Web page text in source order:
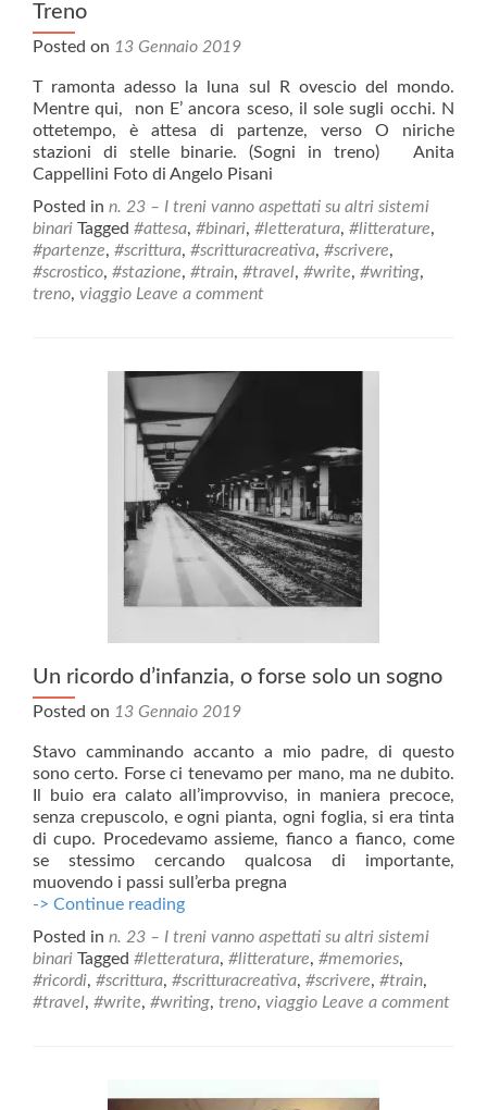
Treno
Posted on 13 Gennaio 2019
T ramonta adesso la luna sul R ovescio del mondo.
Mentre qui, non E’ ancora sceso, il sole sugli occhi. N
ottetempo, è attesa di partenze, verso O niriche
stazioni di stelle binarie. (Sogni in treno) Anita
Cappellini Foto di Angelo Pisani
Posted in n. 23 – I treni vanno aspettati su altri sistemi
binari Tagged #attesa, #binari, #letteratura, #litterature,
#partenze, #scrittura, #scritturacreativa, #scrivere,
#scrostico, #stazione, #train, #travel, #write, #writing,
treno, viaggio Leave a comment
Un ricordo d’infanzia, o forse solo un sogno
Posted on 13 Gennaio 2019
Stavo camminando accanto a mio padre, di questo
sono certo. Forse ci tenevamo per mano, ma ne dubito.
Il buio era calato all’improvviso, in maniera precoce,
senza crepuscolo, e ogni pianta, ogni foglia, si era tinta
di cupo. Procedevamo assieme, fianco a fianco, come
se stessimo cercando qualcosa di importante,
muovendo i passi sull’erba pregna
-> Continue readingUn
d’infanzia,
o
forse
solo
Posted in n. 23 – I treni vanno aspettati su altri sistemi
binari Tagged #letteratura, #litterature, #memories,
#ricordi, #scrittura, #scritturacreativa, #scrivere, #train,
#travel, #write, #writing, treno, viaggio Leave a comment